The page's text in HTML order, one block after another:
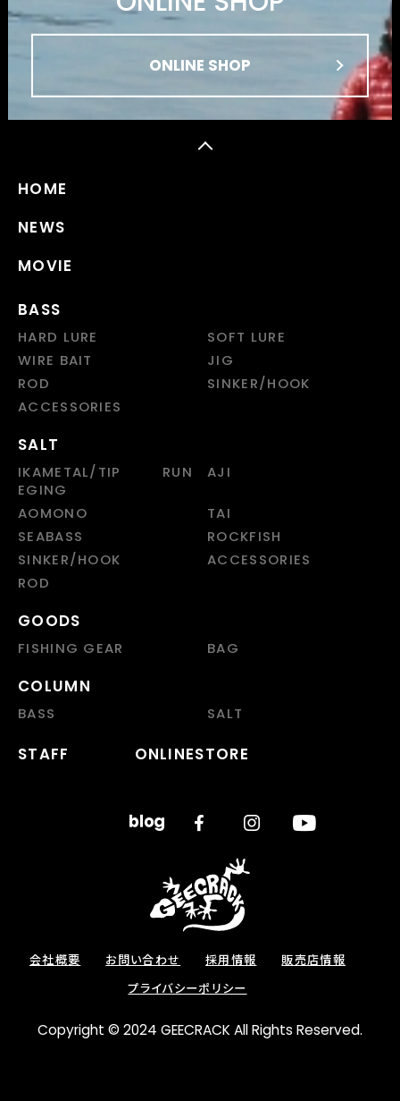
ONLINE SHOP
HOME
NEWS
MOVIE
BASS
HARD LURE
SOFT LURE
WIRE BAIT
JIG
ROD
SINKER/HOOK
ACCESSORIES
SALT
IKAMETAL/TIP RUN
EGING
AJI
AOMONO
TAI
SEABASS
ROCKFISH
SINKER/HOOK
ACCESSORIES
ROD
GOODS
FISHING GEAR BAG
COLUMN
BASS SALT
STAFF ONLINESTORE
会社概要 お問い合わせ 採用情報
販売店情報
プライバシーポリシー
Copyright © 2024 GEECRACK All Rights Reserved.